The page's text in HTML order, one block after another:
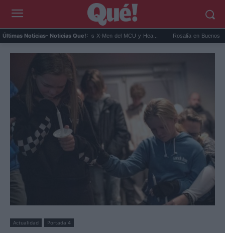
Últimas Noticias- Noticias Que!:
será Cíclope en los X-Men del MCU y Hea... Rosalía en Buenos Aires:
Actualidad Portada 4